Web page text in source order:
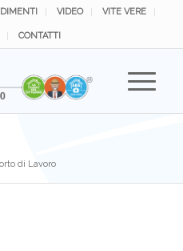
VIDEO VITE VERE
CONTATTI
di Lavoro